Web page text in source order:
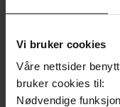
Vi bruker cookies
Våre nettsider
bruker cookies til:
Nødvendige
Vinner av Rivertonprisen